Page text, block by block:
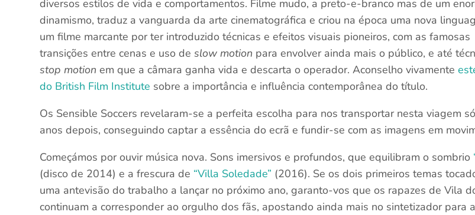
diversos estilos de vida e comportamentos. Filme mudo, a preto-e-branco mas de um
dinamismo, traduz a vanguarda da arte cinematográfica e criou na época uma nova
um filme marcante por ter introduzido técnicas e efeitos visuais pioneiros, com as famosas
transições entre cenas e uso deslow motion para envolver ainda mais o público, e até
stop motion em que a câmara ganha vida e descarta o operador. Aconselho vivamente
do British Film Institute sobre a importância e influência contemporânea do título.
Os Sensible Soccers revelaram-se a perfeita escolha para nos transportar nesta viagem
anos depois, conseguindo captar a essência do ecrã e fundir-se com as imagens em
Começámos por ouvir música nova. Sons imersivos e profundos, que equilibram o sombrio
(disco de 2014) e a frescura de “Villa Soledade” (2016). Se os dois primeiros temas
uma antevisão do trabalho a lançar no próximo ano, garanto-vos que os rapazes de Vila
continuam a corresponder ao orgulho dos fãs, apostando ainda mais no sintetizador para